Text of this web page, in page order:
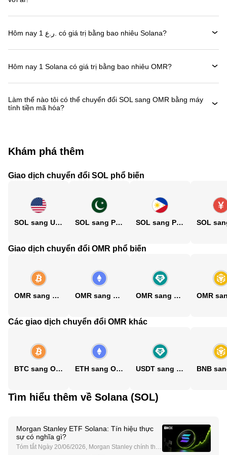
Hôm nay 1 ر.ع. có giá trị bằng bao nhiêu Solana?
Hôm nay 1 Solana có giá trị bằng bao nhiêu OMR?
Làm thế nào tôi có thể chuyển đổi SOL sang OMR bằng máy
tính tiền mã hóa?
Khám phá thêm
Giao dịch chuyển đổi SOL phổ biến
SOL sang USD SOL sang PKR SOL sang PHP
Giao dịch chuyển đổi OMR phổ biến
OMR sang BTC OMR sang ETH OMR sang USDT
Các giao dịch chuyển đổi OMR khác
BTC sang OMR ETH sang OMR USDT sang OMR
Tìm hiểu thêm về Solana (SOL)
Morgan Stanley ETF Solana: Tín hiệu thực
sự có nghĩa gì?
Tóm tắt Ngày 20/06/2026, Morgan Stanley chính thứ